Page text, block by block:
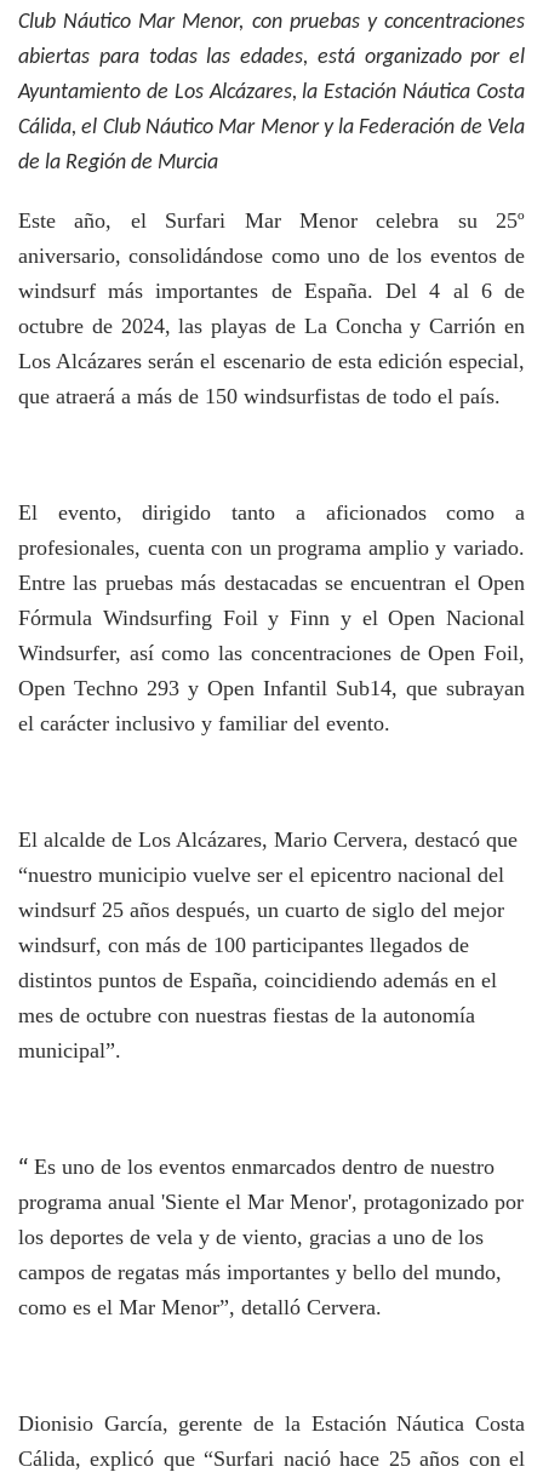
Club Náutico Mar Menor, con pruebas y concentraciones
abiertas para todas las edades, está organizado por el
Ayuntamiento de Los Alcázares, la Estación Náutica Costa
Cálida, el Club Náutico Mar Menor y la Federación de Vela
de la Región de Murcia
Este año, el Surfari Mar Menor celebra su 25º
aniversario, consolidándose como uno de los eventos de
windsurf más importantes de España. Del 4 al 6 de
octubre de 2024, las playas de La Concha y Carrión en
Los Alcázares serán el escenario de esta edición especial,
que atraerá a más de 150 windsurfistas de todo el país.
El evento, dirigido tanto a aficionados como a
profesionales, cuenta con un programa amplio y variado.
Entre las pruebas más destacadas se encuentran el Open
Fórmula Windsurfing Foil y Finn y el Open Nacional
Windsurfer, así como las concentraciones de Open Foil,
Open Techno 293 y Open Infantil Sub14, que subrayan
el carácter inclusivo y familiar del evento.
El alcalde de Los Alcázares, Mario Cervera, destacó que
“nuestro municipio vuelve ser el epicentro nacional del
windsurf 25 años después, un cuarto de siglo del mejor
windsurf, con más de 100 participantes llegados de
distintos puntos de España, coincidiendo además en el
mes de octubre con nuestras fiestas de la autonomía
municipal”.
“ Es uno de los eventos enmarcados dentro de nuestro
programa anual 'Siente el Mar Menor', protagonizado por
los deportes de vela y de viento, gracias a uno de los
campos de regatas más importantes y bello del mundo,
como es el Mar Menor”, detalló Cervera.
Dionisio García, gerente de la Estación Náutica Costa
Cálida, explicó que “Surfari nació hace 25 años con el